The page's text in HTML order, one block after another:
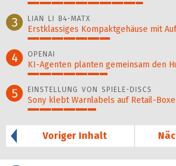
3 LIAN LI B4-MATX
Erstklassiges Kompaktgehäuse mit
4 OPENAI
KI-Agenten planten gemein­sam den
5 EINSTELLUNG VON SPIELE-DISCS
Sony klebt Warnlabels auf Retail-
Voriger Inhalt